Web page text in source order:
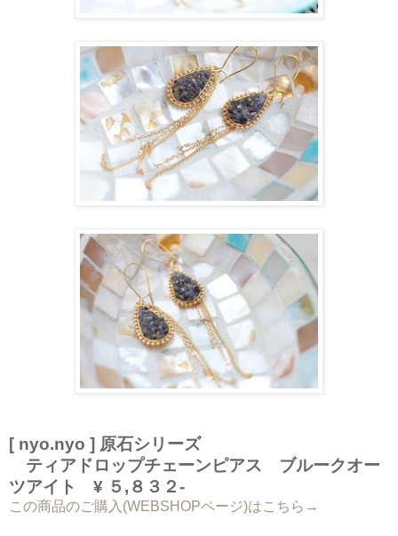
[ nyo.nyo ] 原石シリーズ
ティアドロップチェーンピアス ブルークオー
ツアイト ¥ ５,８３２-
この商品のご購入(WEBSHOPページ)はこちら→